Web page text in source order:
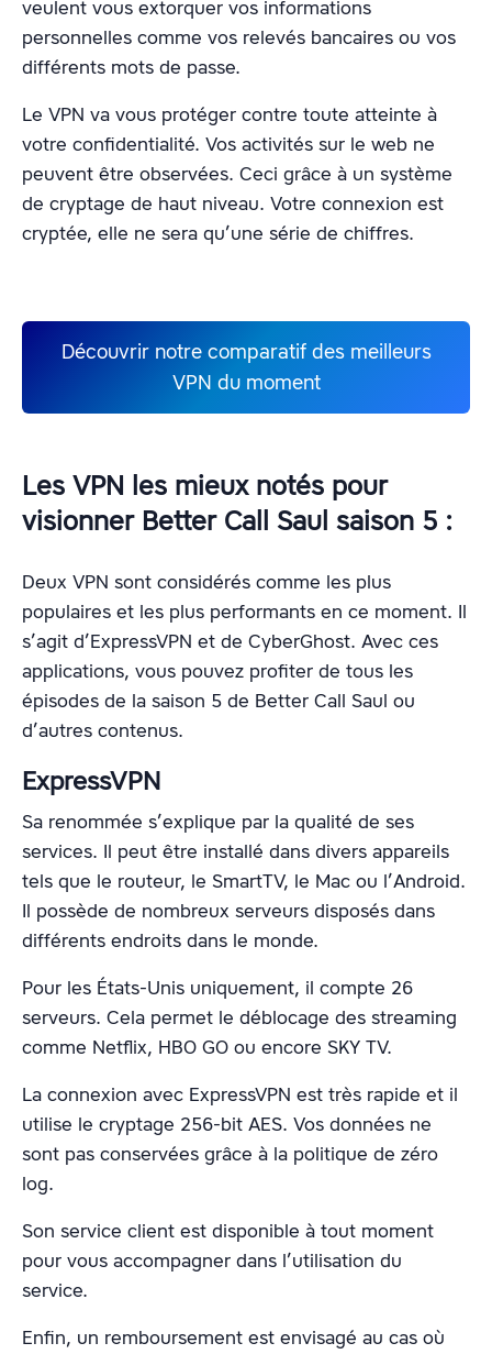
veulent vous extorquer vos informations
personnelles comme vos relevés bancaires ou vos
différents mots de passe.
Le VPN va vous protéger contre toute atteinte à
votre confidentialité. Vos activités sur le web ne
peuvent être observées. Ceci grâce à un système
de cryptage de haut niveau. Votre connexion est
cryptée, elle ne sera qu’une série de chiffres.
Découvrir notre comparatif des meilleurs
VPN du moment
Les VPN les mieux notés pour
visionner Better Call Saul saison 5 :
Deux VPN sont considérés comme les plus
populaires et les plus performants en ce moment. Il
s’agit d’ExpressVPN et de CyberGhost. Avec ces
applications, vous pouvez profiter de tous les
épisodes de la saison 5 de Better Call Saul ou
d’autres contenus.
ExpressVPN
Sa renommée s’explique par la qualité de ses
services. Il peut être installé dans divers appareils
tels que le routeur, le SmartTV, le Mac ou l’Android.
Il possède de nombreux serveurs disposés dans
différents endroits dans le monde.
Pour les États-Unis uniquement, il compte 26
serveurs. Cela permet le déblocage des streaming
comme Netflix, HBO GO ou encore SKY TV.
La connexion avec ExpressVPN est très rapide et il
utilise le cryptage 256-bit AES. Vos données ne
sont pas conservées grâce à la politique de zéro
log.
Son service client est disponible à tout moment
pour vous accompagner dans l’utilisation du
service.
Enfin, un remboursement est envisagé au cas où